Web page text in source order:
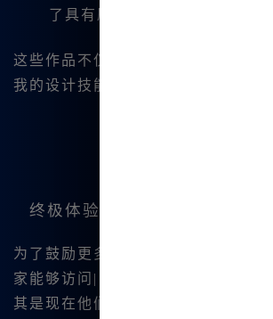
了具有历史感的作品。
这些作品不仅丰富了我的创作
我的设计技能，让我在艺术创作上变
终极体验与业务推广
为了鼓励更多人尝试
家能够访问|
注
其是现在他们有超高的优惠活动，